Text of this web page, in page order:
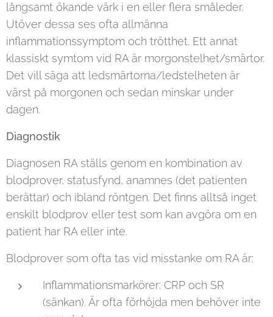
långsamt ökande värk i en eller flera småleder.
Utöver dessa ses ofta allmänna
inflammationssymptom och trötthet. Ett annat
klassiskt symtom vid RA är morgonstelhet/smärtor.
Det vill säga att ledsmärtorna/ledstelheten är
värst på morgonen och sedan minskar under
dagen.
Diagnostik
Diagnosen RA ställs genom en kombination av
blodprover, statusfynd, anamnes (det patienten
berättar) och ibland röntgen. Det finns alltså inget
enskilt blodprov eller test som kan avgöra om en
patient har RA eller inte.
Blodprover som ofta tas vid misstanke om RA är:
Inflammationsmarkörer: CRP och SR
(sänkan). Är ofta förhöjda men behöver inte